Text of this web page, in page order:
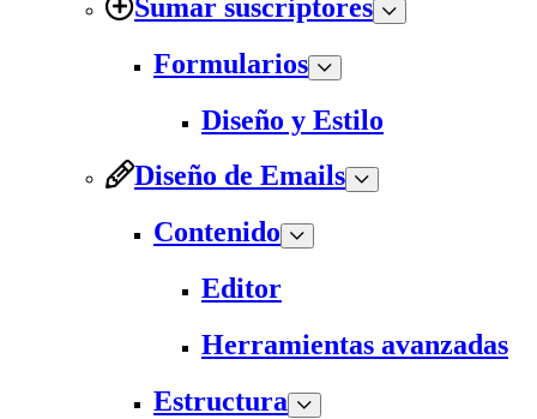
Sumar suscriptores
Formularios
Diseño y Estilo
Diseño de Emails
Contenido
Editor
Herramientas avanzadas
Estructura